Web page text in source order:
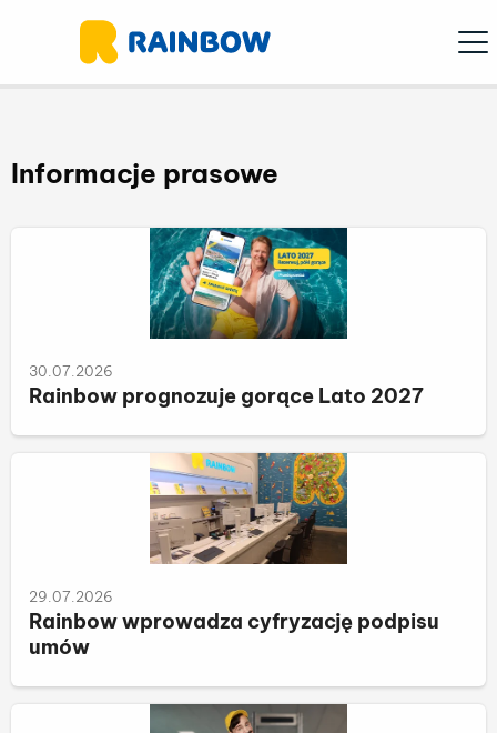
Informacje prasowe
30.07.2026
Rainbow prognozuje gorące Lato 2027
29.07.2026
Rainbow wprowadza cyfryzację podpisu
umów